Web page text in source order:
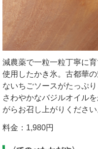
減農薬で一粒一粒丁寧に
使用したかき氷。古都華
ないちごソースがたっぷ
さわやかなバジルオイル
がらお召し上がりください
料金：1,980円